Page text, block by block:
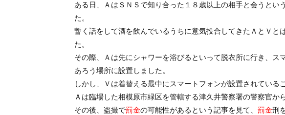
ある日、ＡはＳＮＳで知り合った１８歳以上の相手と会うとい
た。
暫く話をして酒を飲んでいるうちに意気投合してきたＡとＶと
た。
その際、Ａは先にシャワーを浴びるといって脱衣所に行き、
あろう場所に設置しました。
しかし、Ｖは着替える最中にスマートフォンが設置されている
Ａは臨場した相模原市緑区を管轄する津久井警察署の警察官か
その後、盗撮で罰金の可能性があるという記事を見て、 罰金刑